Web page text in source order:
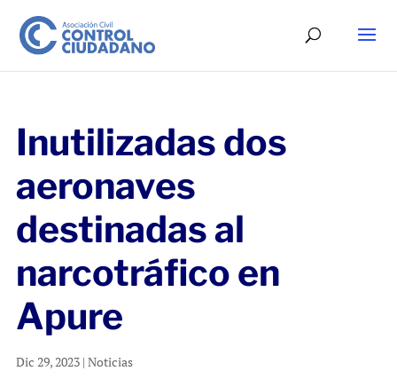
Inutilizadas dos
aeronaves
destinadas al
narcotráfico en
Apure
Dic 29, 2023| Noticias